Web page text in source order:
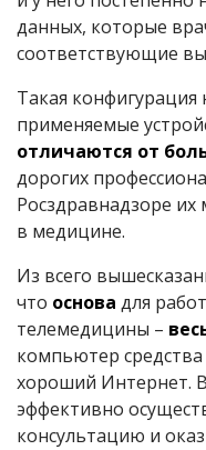
данных, которые
соответствующие
Такая
применяемые
отличаются от
дорогих
Росздравнадзоре
в медицине.
Из всего
что основа для
телемедицины –
компьютер
хороший Интернет.
эффективно
консультацию и